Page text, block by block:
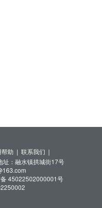
帮助 | 联系我们 |
址：融水镇拱城街17号
45022502000001号